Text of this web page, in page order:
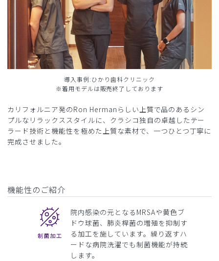
導入事例:ひかり歯科クリニック
※着用モデルは販売終了しております
カリフォルニア発のRon Hermanらしい上質で品のあるシン
プルなリラックススタイルに、クラシコ独自の卓越したテー
ラード技術と機能性を極めた上質な素材で、一つひとつ丁寧に
完成させました。
機能性のご紹介
院内感染の元となるMRSAや黄色ブ
ドウ球菌、肺炎桿菌の増殖を抑制す
る加工を施しています。繰り返すハ
ードな病院洗濯でも制菌機能が持続
します。